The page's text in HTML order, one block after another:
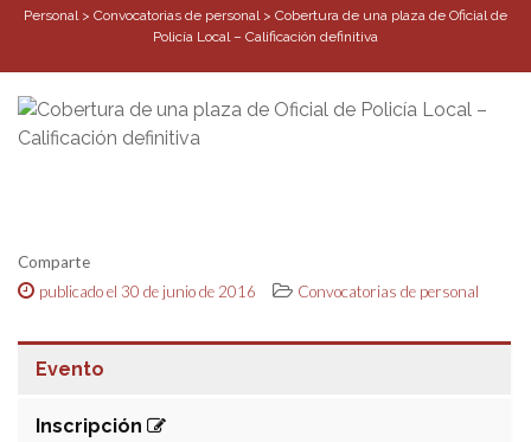
Personal> Convocatorias de personal> Cobertura de una plaza de Oficial de
Policía Local – Calificación definitiva
Comparte
publicado el 30 de junio de 2016
Convocatorias de personal
Evento
Inscripción